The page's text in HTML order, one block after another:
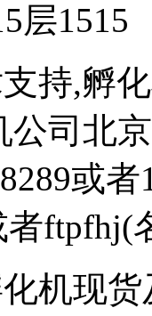
层1515
持,孵
司北
或
者
机现